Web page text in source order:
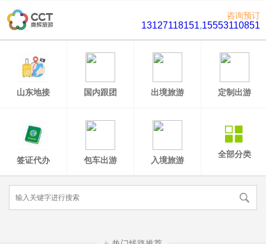
咨询预订
13127118151,15553110851
山东地接 国内跟团 出境旅游 定制出游
签证代办 包车出游 入境旅游
全部分类